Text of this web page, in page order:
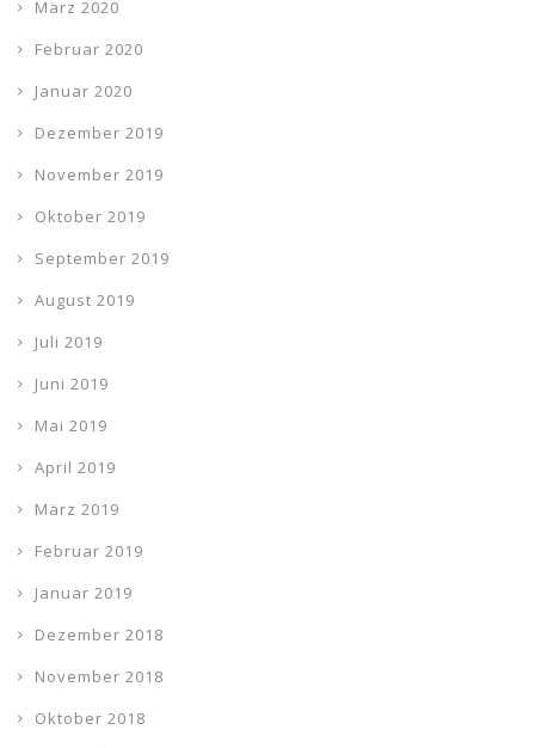
März 2020
Februar 2020
Januar 2020
Dezember 2019
November 2019
Oktober 2019
September 2019
August 2019
Juli 2019
Juni 2019
Mai 2019
April 2019
März 2019
Februar 2019
Januar 2019
Dezember 2018
November 2018
Oktober 2018